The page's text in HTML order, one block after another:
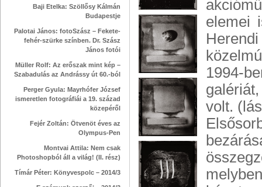
Baji Etelka: Szöllősy Kálmán
Budapestje
Palotai János: fotoSzász – Fekete-
fehér-szürke színben. Dr. Szász
János fotói
Müller Rolf: Az erőszak mint kép –
Szabadulás az Andrássy út 60.-ból
Perger Gyula: Mayrhófer József
ismeretlen fotográfiái a 19. század
közepéről
Fejér Zoltán: Ötvenöt éves az
Olympus-Pen
Montvai Attila: Nem csak
Photoshopból áll a világ! (II. rész)
Tímár Péter: Könyvespolc – 2014/3
elemei
1994-
volt.